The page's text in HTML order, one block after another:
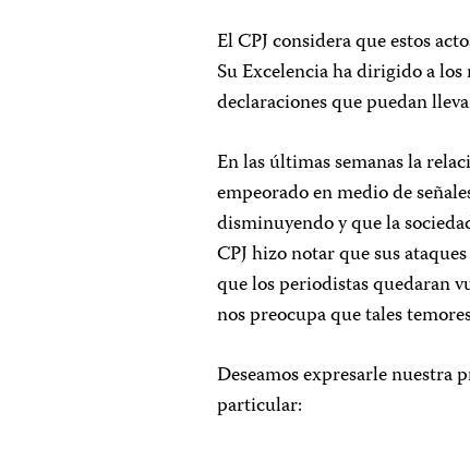
El CPJ considera que estos
Su Excelencia ha dirigido a
declaraciones que puedan
En las últimas semanas la
empeorado en medio de
disminuyendo y que la
CPJ hizo notar que sus
que los periodistas quedaran
nos preocupa que tales
Deseamos expresarle nuestra
particular: